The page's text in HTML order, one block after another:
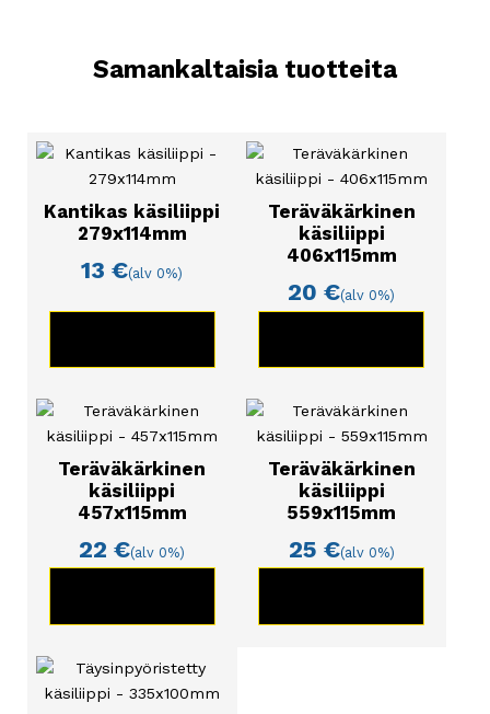
Teho 2600W
Paino 11,6kg
Poran Ø-suositus 40-250mm
Yleiset tiedot:
Kysy lisää myynnistä!
Samankaltaisia tuotteita
Kantikas käsiliippi
279x114mm
13€(alv 0%)
Teräväkärkinen
käsiliippi
406x115mm
20€(alv 0%)
Teräväkärkinen
käsiliippi
457x115mm
22€(alv 0%)
Teräväkärkinen
käsiliippi
559x115mm
25 €(alv 0%)